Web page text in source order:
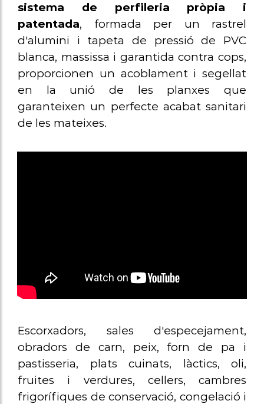
sistema de perfileria pròpia i
patentada, formada per un rastrel
d'alumini i tapeta de pressió de PVC
blanca, massissa i garantida contra cops,
proporcionen un acoblament i segellat
en la unió de les planxes que
garanteixen un perfecte acabat sanitari
de les mateixes.
Escorxadors, sales d'especejament,
obradors de carn, peix, forn de pa i
pastisseria, plats cuinats, làctics, oli,
fruites i verdures, cellers, cambres
frigorífiques de conservació, congelació i